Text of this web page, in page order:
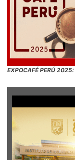
EXPOCAFÉ PERÚ 2025: